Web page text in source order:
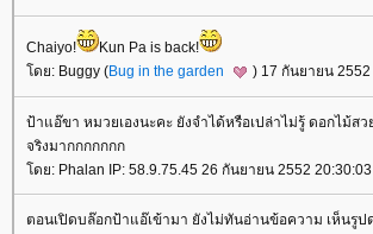
Chaiyo!
Kun Pa is back!
ดย: Buggy (Bug in the garden ) 17 กันยายน
ป้าแอ๊ขา หมวยเองนะคะ ยังจำได้หรือเปล่าไม่รู้ ดอกไม้สว
จริงมากกกกกกก
ดย: Phalan IP: 58.9.75.45 26 กันยายน 2552
ตอนเปิดบล๊อกป้าแอ๊เข้ามา ยังไม่ทันอ่านข้อความ เห็นรูป